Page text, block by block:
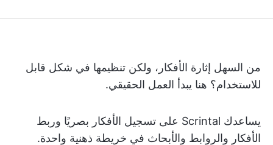
من السهل إثارة الأفكار، ولكن تنظيمها في شكل قابل
للاستخدام؟ هنا يبدأ العمل الحقيقي.
يساعدك Scrintal على تسجيل الأفكار بصريًا وربط
الأفكار والروابط والأبحاث في خريطة ذهنية واحدة.